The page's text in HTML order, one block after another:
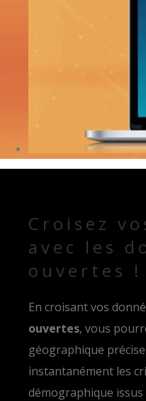
Croisez
avec les
ouvertes !
En croisant vos
ouvertes, vous
géographique
instantanément les
démographique issus